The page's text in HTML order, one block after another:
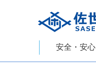
佐世保市
安全・安心